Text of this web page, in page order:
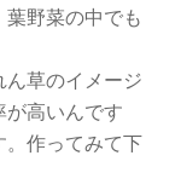
野菜の中でも
ん草のイメージ
高いんです
。作ってみて下